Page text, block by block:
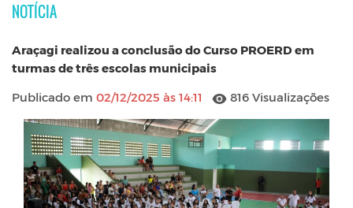
NOTÍCIA
Araçagi realizou a conclusão do Curso PROERD em
turmas de três escolas municipais
Publicado em 02/12/2025 às 14:11 816 Visualizações